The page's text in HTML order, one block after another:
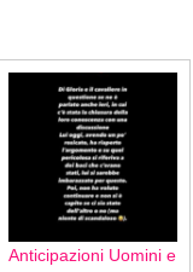
Anticipazioni Uomini e